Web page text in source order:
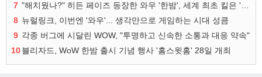
7
8 뉴럴링크, 이번엔 '와우'... 생각만으로 게임하는 시대 성큼
9 각종 버그에 시달린 WOW, "투명하고 신속한 소통과 대응 약속"
10블리자드, WoW 한밤 출시 기념 행사 '홈스윗홈' 28일 개최